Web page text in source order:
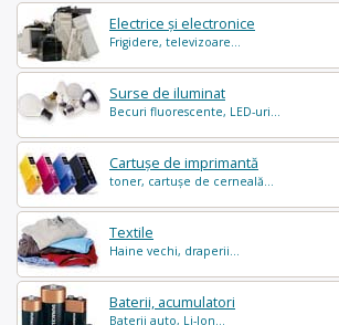
Electrice și electronice
Frigidere, televizoare...
Surse de iluminat
Becuri fluorescente, LED-uri...
Cartușe de imprimantă
toner, cartușe de cerneală...
Textile
Haine vechi, draperii...
Baterii, acumulatori
Baterii auto, Li-Ion...